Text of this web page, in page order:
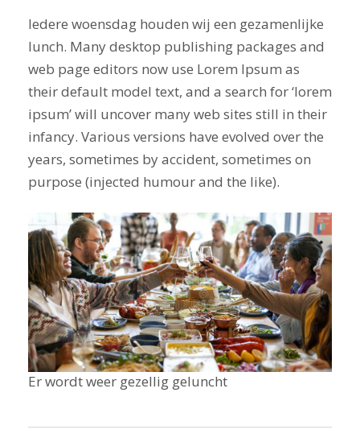
Iedere woensdag houden wij een gezamenlijke
lunch. Many desktop publishing packages and
web page editors now use Lorem Ipsum as
their default model text, and a search for ‘lorem
ipsum’ will uncover many web sites still in their
infancy. Various versions have evolved over the
years, sometimes by accident, sometimes on
purpose (injected humour and the like).
Er wordt weer gezellig geluncht